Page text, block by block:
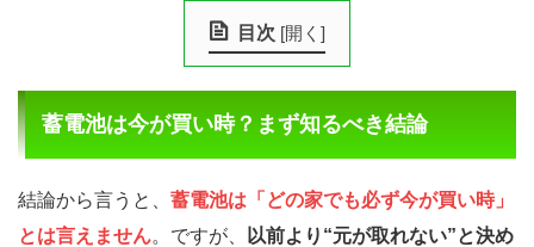
目次 [開く ]
蓄電池は今が買い時？まず知るべき結論
結論から言うと、 蓄電池は「どの家でも必ず今が買い時」
とは言えません。ですが、
以前より“元が取れない”と決め